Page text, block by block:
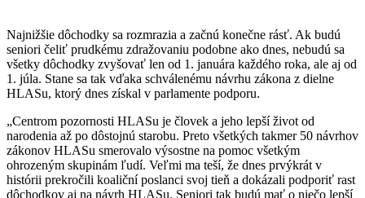
Najnižšie dôchodky sa rozmrazia a začnú konečne rásť. Ak budú
seniori čeliť prudkému zdražovaniu podobne ako dnes, nebudú sa
všetky dôchodky zvyšovať len od 1. januára každého roka, ale aj od
1. júla. Stane sa tak vďaka schválenému návrhu zákona z dielne
HLASu, ktorý dnes získal v parlamente podporu.
„Centrom pozornosti HLASu je človek a jeho lepší život od
narodenia až po dôstojnú starobu. Preto všetkých takmer 50 návrhov
zákonov HLASu smerovalo výsostne na pomoc všetkým
ohrozeným skupinám ľudí. Veľmi ma teší, že dnes prvýkrát v
histórii prekročili koaliční poslanci svoj tieň a dokázali podporiť rast
dôchodkov aj na návrh HLASu. Seniori tak budú mať o niečo lepší